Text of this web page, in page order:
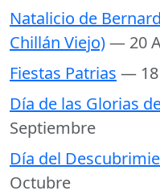
Natalicio de
Chillán Viejo)— 20
Fiestas Patrias — 18
Día de las Glorias
Septiembre
Día del
Octubre